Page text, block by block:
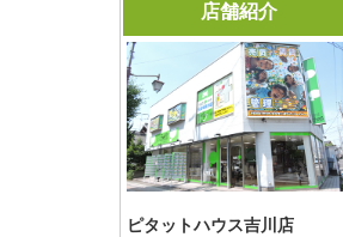
店舗紹介
ピタットハウス吉川店